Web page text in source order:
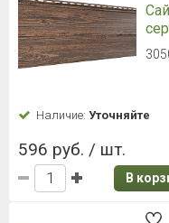
Наличие: Уточняйте
596 руб. / шт.
В